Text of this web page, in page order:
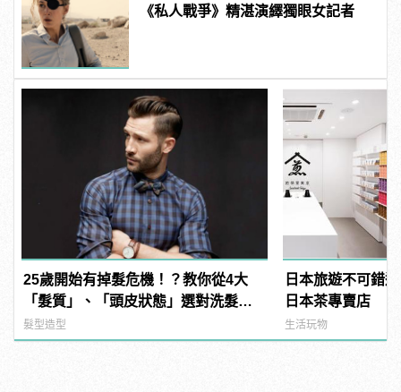
《私人戰爭》精湛演繹獨眼女記者
25歲開始有掉髮危機！？教你從4大
「髮質」、「頭皮狀態」選對洗髮
品，避免落髮、保養清潔一次到位！
髮型造型
日本旅遊不可錯
日本茶專賣店
生活玩物